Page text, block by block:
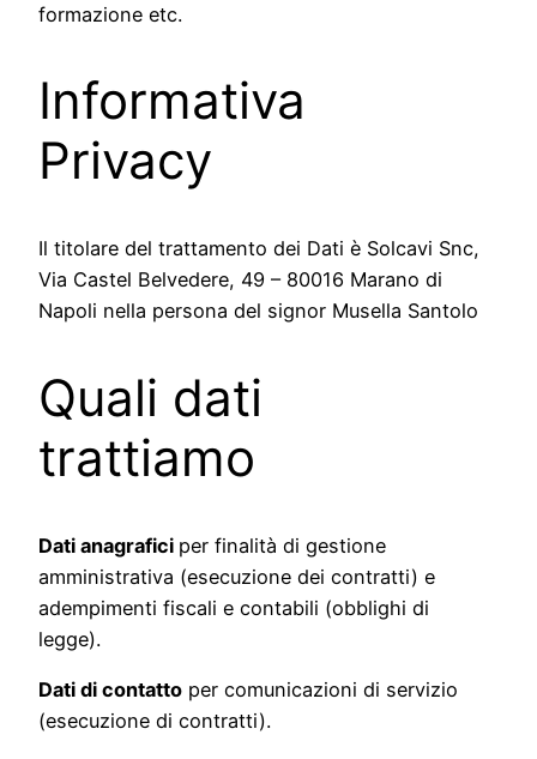
formazione etc.
Informativa
Privacy
Il titolare del trattamento dei Dati è Solcavi Snc,
Via Castel Belvedere, 49 – 80016 Marano di
Napoli nella persona del signor Musella Santolo
Quali dati
trattiamo
Dati anagrafici per finalità di gestione
amministrativa (esecuzione dei contratti) e
adempimenti fiscali e contabili (obblighi di
legge).
Dati di contatto per comunicazioni di servizio
(esecuzione di contratti).